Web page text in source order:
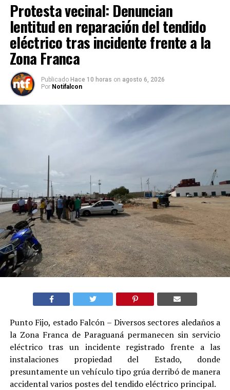
Protesta vecinal: Denuncian
lentitud en reparación del tendido
eléctrico tras incidente frente a la
Zona Franca
Publicado Hace 10 horas on agosto 6, 2026
Por Notifalcon
Punto Fijo, estado Falcón – Diversos sectores aledaños a
la Zona Franca de Paraguaná permanecen sin servicio
eléctrico tras un incidente registrado frente a las
instalaciones propiedad del Estado, donde
presuntamente un vehículo tipo grúa derribó de manera
accidental varios postes del tendido eléctrico principal.